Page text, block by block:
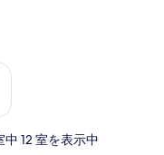
ック
中 12 室を表示中